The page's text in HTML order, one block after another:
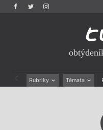
Rubriky Témata